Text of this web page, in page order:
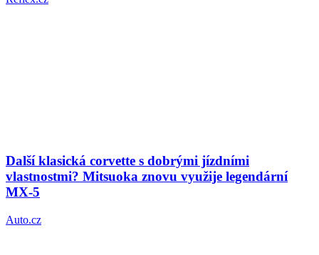
Další klasická corvette s dobrými jízdními
vlastnostmi? Mitsuoka znovu využije legendární
MX-5
Auto.cz